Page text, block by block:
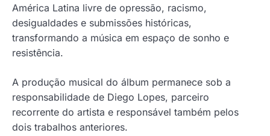
América Latina livre de opressão, racismo,
desigualdades e submissões históricas,
transformando a música em espaço de sonho e
resistência.
A produção musical do álbum permanece sob a
responsabilidade de Diego Lopes, parceiro
recorrente do artista e responsável também pelos
dois trabalhos anteriores.